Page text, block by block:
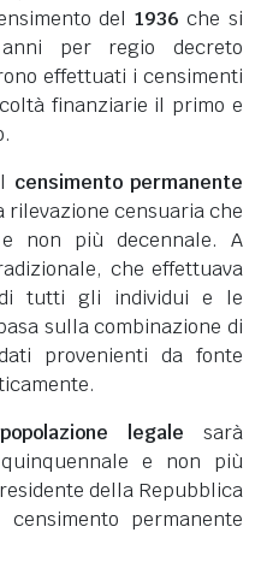
del 1936 che si
per regio decreto
effettuati i censimenti
finanziarie il primo e
censimento permanente
rilevazione censuaria che
non più decennale. A
che effettuava
tutti gli individui e le
sulla combinazione di
provenienti da fonte
popolazione legale sarà
e non più
della Repubblica
permanente